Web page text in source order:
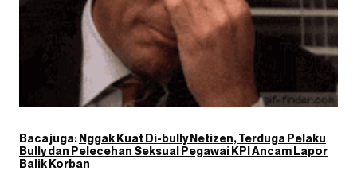
Baca juga:Nggak Kuat Di-bully Netizen, Terduga Pelaku
Bully dan Pelecehan Seksual Pegawai KPI Ancam Lapor
Balik Korban